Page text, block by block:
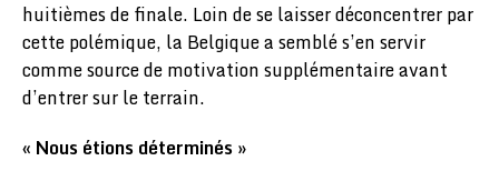
huitièmes de finale. Loin de se laisser déconcentrer par
cette polémique, la Belgique a semblé s’en servir
comme source de motivation supplémentaire avant
d’entrer sur le terrain.
« Nous étions déterminés »